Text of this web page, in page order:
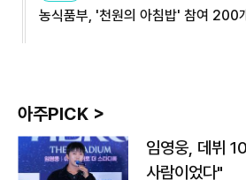
농식품부, '천원의 아침밥' 참여 200
아주PICK >
임영웅, 데뷔
사람이었다"